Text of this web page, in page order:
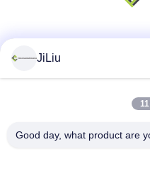
JiLiu
Good day, what product are